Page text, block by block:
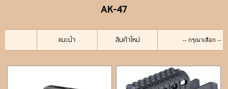
My Wishlist
สินค้า
AK-47
แนะนำ สินค้าใหม่